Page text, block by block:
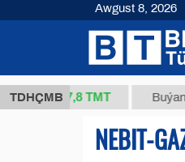
TDHÇMB
37,8 ТМТ Buýan
NEBIT-
Awgust 8, 2026